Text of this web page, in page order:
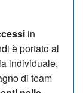
in
è portato al
individuale,
di team